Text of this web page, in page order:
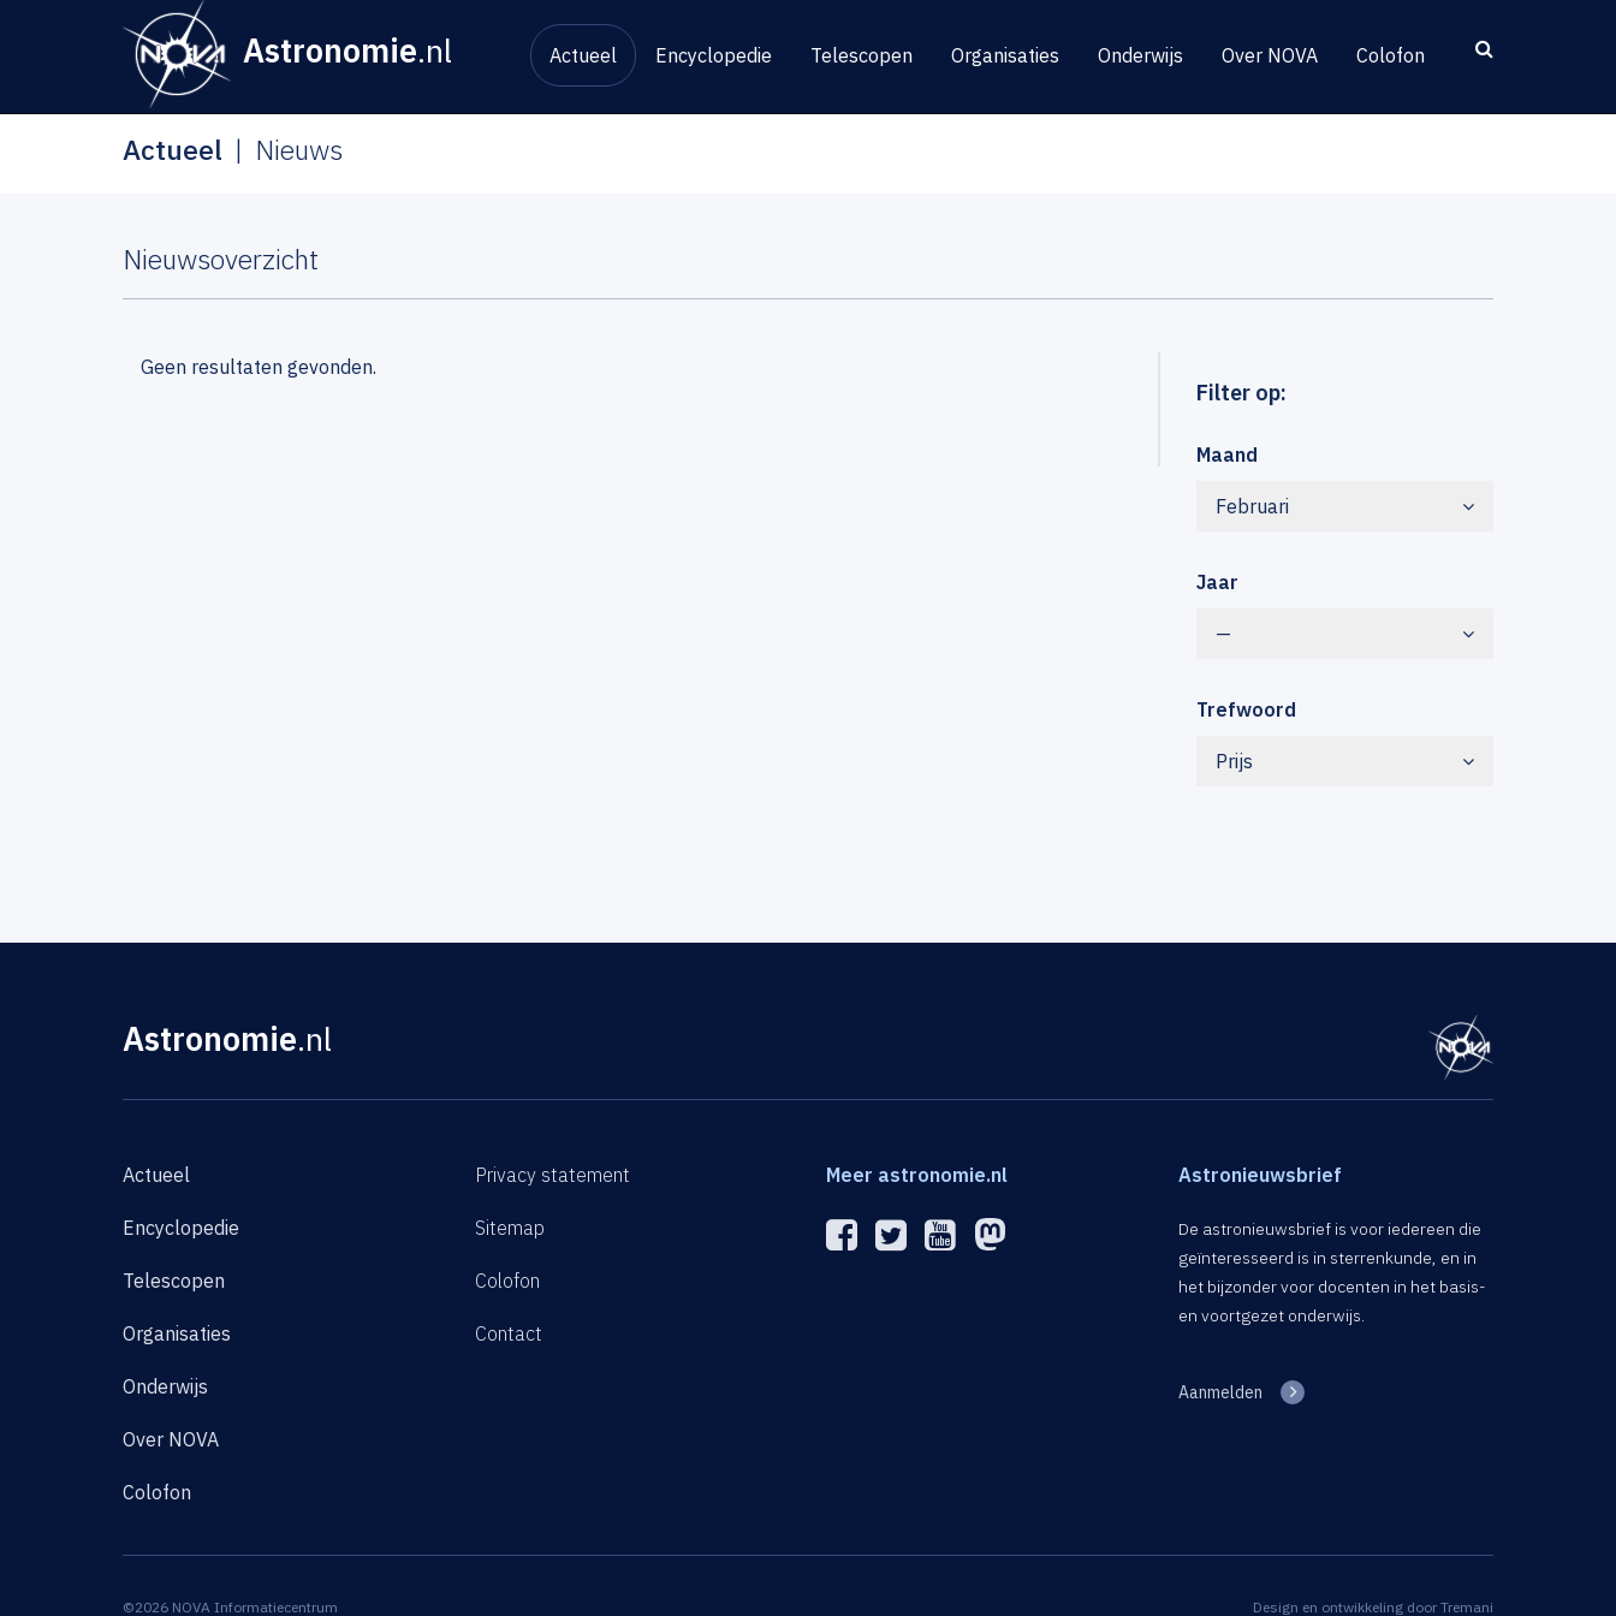
Astronomie.nl Actueel Encyclopedie Telescopen Organisaties Onderwijs Over NOVA Colofon
Actueel Nieuws
Nieuwsoverzicht
Filter op:
Maand
Februari
Jaar
—
Trefwoord
Prijs
Geen resultaten gevonden.
Astronomie.nl
Actueel
Encyclopedie
Telescopen
Organisaties
Onderwijs
Over NOVA
Colofon
Privacy statement
Sitemap
Colofon
Contact
Meer astronomie.nl Astronieuwsbrief
De astronieuwsbrief is voor iedereen die
geïnteresseerd is in sterrenkunde, en in
het bijzonder voor docenten in het basis-
en voortgezet onderwijs.
Aanmelden
©2026 NOVA Informatiecentrum Design en ontwikkeling door Tremani